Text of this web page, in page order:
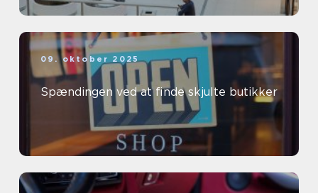
09. oktober 2025
Spændingen ved at finde skjulte butikker